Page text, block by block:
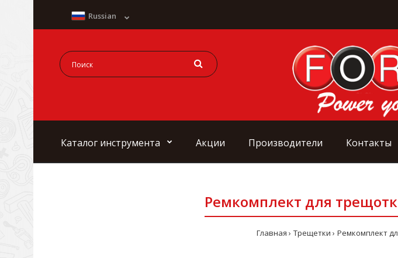
Russian
Каталог инструмента Акции Производители Контакты
Ремкомплект для
Главная Трещетки Ремкомплект